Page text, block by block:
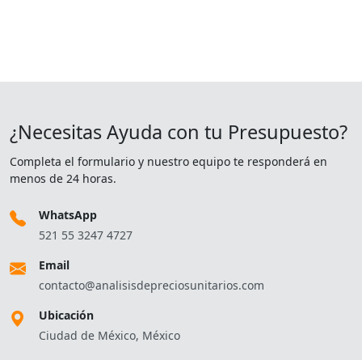
¿Necesitas Ayuda con tu Presupuesto?
Completa el formulario y nuestro equipo te responderá en
menos de 24 horas.
WhatsApp
521 55 3247 4727
Email
contacto@analisisdepreciosunitarios.com
Ubicación
Ciudad de México, México